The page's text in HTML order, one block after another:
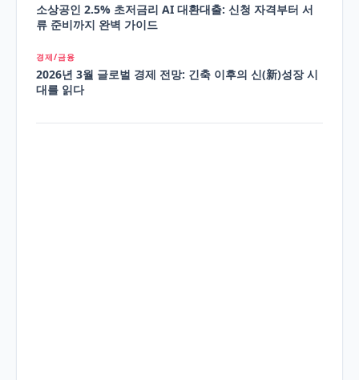
소상공인 2.5% 초저금리 AI 대환대출: 신청 자격부터 서
류 준비까지 완벽 가이드
경제/금융
2026년 3월 글로벌 경제 전망: 긴축 이후의 신(新)성장 시
대를 읽다